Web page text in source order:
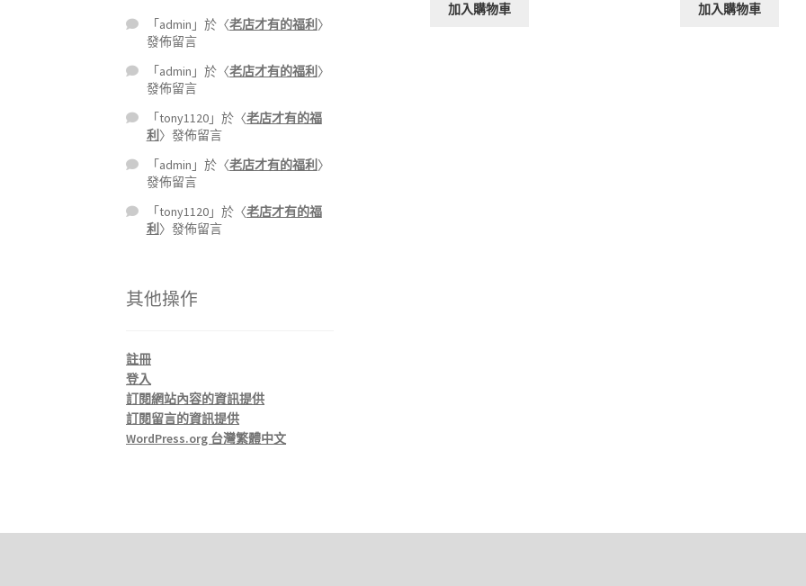
加入購物車 加入購物車
「admin 」於〈老店才有的福利 〉
發佈留言
「admin 」於〈老店才有的福利 〉
發佈留言
「tony1120」於〈老店才有的福
利 〉發佈留言
「admin 」於〈老店才有的福利 〉
發佈留言
「tony1120」於〈老店才有的福
利 〉發佈留言
其他操作
註冊
登入
訂閱網站內容的資訊提供
訂閱留言的資訊提供
WordPress.org 台灣繁體中文